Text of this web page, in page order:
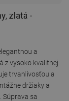
zlatá -
a
z vysoko kvalitnej
trvanlivosťou a
držiaky a
Súprava sa